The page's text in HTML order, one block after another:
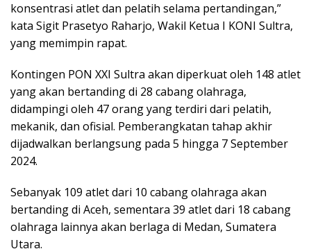
konsentrasi atlet dan pelatih selama pertandingan,”
kata Sigit Prasetyo Raharjo, Wakil Ketua I KONI Sultra,
yang memimpin rapat.
Kontingen PON XXI Sultra akan diperkuat oleh 148 atlet
yang akan bertanding di 28 cabang olahraga,
didampingi oleh 47 orang yang terdiri dari pelatih,
mekanik, dan ofisial. Pemberangkatan tahap akhir
dijadwalkan berlangsung pada 5 hingga 7 September
2024.
Sebanyak 109 atlet dari 10 cabang olahraga akan
bertanding di Aceh, sementara 39 atlet dari 18 cabang
olahraga lainnya akan berlaga di Medan, Sumatera
Utara.